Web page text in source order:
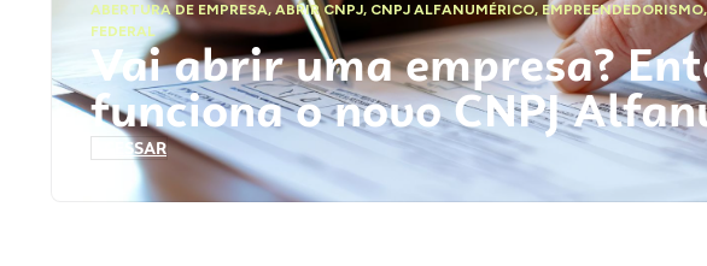
ABERTURA DE EMPRESA,ABRIR CNPJ, CNPJ ALFANUMÉRICO, EMPREENDEDORISMO
FEDERAL
Vai abrir uma empresa?
funciona o novo CNPJ
ACESSAR